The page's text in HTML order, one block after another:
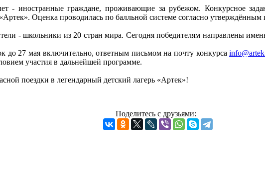
- иностранные граждане, проживающие за рубежом. Конкурсное
Оценка проводилась по балльной системе согласно утверждённым
- школьники из 20 стран мира. Сегодня победителям направлены
до 27 мая включительно, ответным письмом на почту конкурса
участия в дальнейшей программе.
поездки в легендарный детский лагерь «Артек»!
Поделитесь с друзьями: